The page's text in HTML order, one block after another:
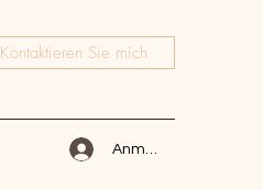
Kontaktieren Sie mich
Anmelden